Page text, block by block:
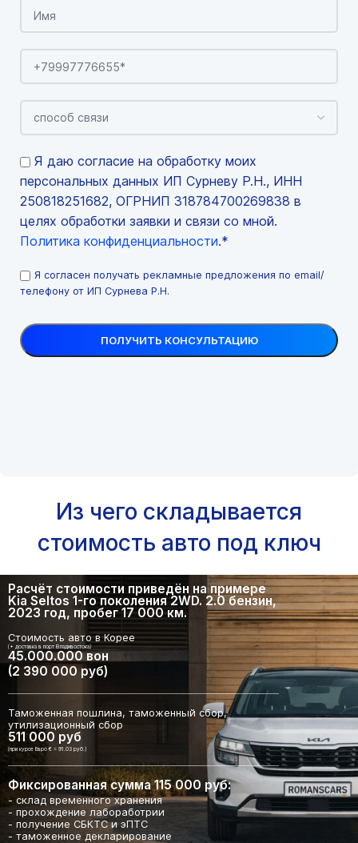
Я даю согласие на обработку моих
персональных данных ИП Сурневу Р.Н., ИНН
250818251682, ОГРНИП 318784700269838 в
целях обработки заявки и связи со мной.
Политика конфиденциальности.*
Я согласен получать рекламные предложения по email/
телефону от ИП Сурнева Р.Н.
Из чего складывается
стоимость авто под ключ
Расчёт стоимости приведён на примере
Kia Seltos 1-го поколения 2WD. 2.0 бензин,
2023 год, пробег 17 000 км.
Стоимость авто в Корее
(+ доставка в порт Владивостока)
45.000.000 вон
(2 390 000 руб)
Таможенная пошлина, таможенный сбор,
утилизационный сбор
511 000 руб
(при курсе Евро € = 91.03 руб.)
Фиксированная сумма 115 000 руб:
- склад временного хранения
- прохождение лабоработрии
- получение СБКТС и эПТС
- таможенное декларирование